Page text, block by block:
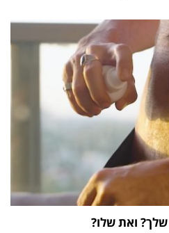
ואת שלו?